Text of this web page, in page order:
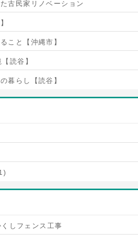
古民家リノベーション
こと【沖縄市】
読谷】
暮らし【読谷】
しフェンス工事